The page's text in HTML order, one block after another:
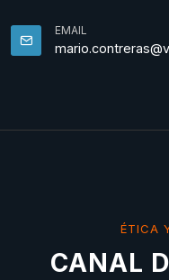
EMAIL
ÉTICA
CANAL